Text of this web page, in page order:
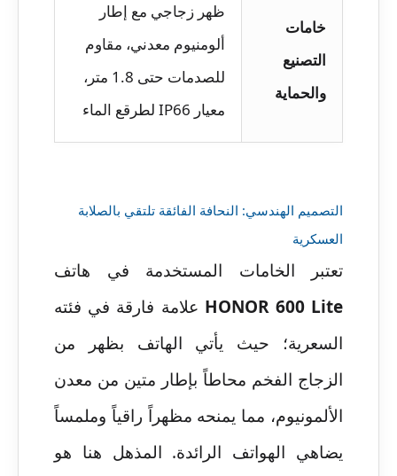
خامات
التصنيع
والحماية
ظهر زجاجي مع إطار
ألومنيوم معدني، مقاوم
للصدمات حتى 1.8 متر،
معيار IP66 لطرقع الماء
التصميم الهندسي: النحافة الفائقة تلتقي بالصلابة
العسكرية
تعتبر الخامات المستخدمة في هاتف
HONOR 600 Lite علامة فارقة في فئته
السعرية؛ حيث يأتي الهاتف بظهر من
الزجاج الفخم محاطاً بإطار متين من معدن
الألمونيوم، مما يمنحه مظهراً راقياً وملمساً
يضاهي الهواتف الرائدة. المذهل هنا هو